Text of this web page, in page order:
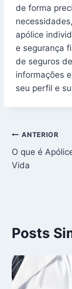
de forma
apólice
e segurança
de seguros
informações
seu perfil e
de
ANTERIOR
O que é
Vida
Posts